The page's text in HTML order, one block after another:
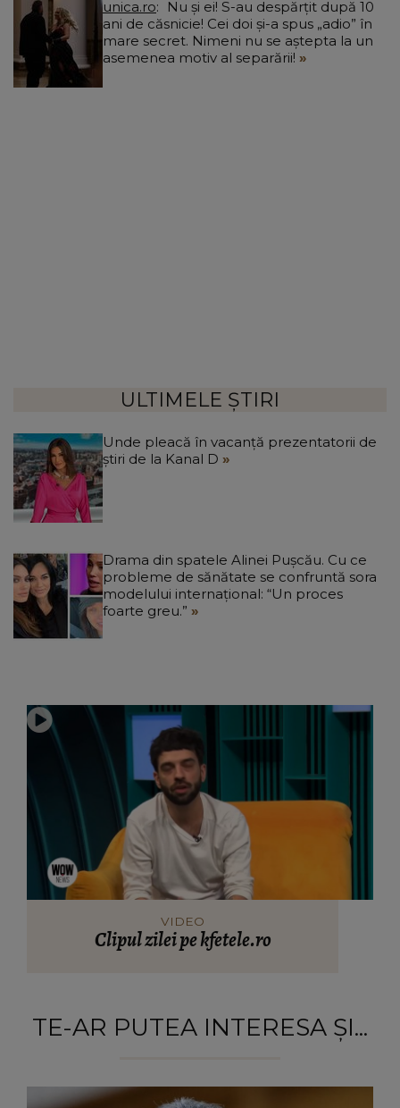
unica.ro
ani de căsnicie! Cei doi și-a spus „adio” în
mare secret. Nimeni nu se aștepta la un
asemenea motiv al separării!
ULTIMELE ȘTIRI
Unde pleacă în vacanță prezentatorii de
știri de la Kanal D
Drama din spatele Alinei Pușcău. Cu ce
probleme de sănătate se confruntă sora
modelului internațional: “Un proces
foarte greu.”
VIDEO
Clipul zilei pe kfetele.ro
TE-AR PUTEA INTERESA ȘI...